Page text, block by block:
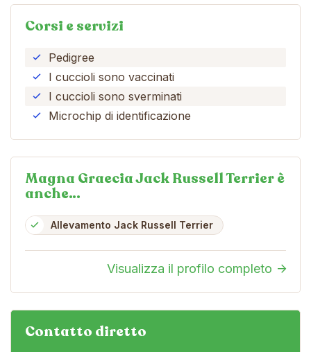
Corsi e servizi
Pedigree
I cuccioli sono vaccinati
I cuccioli sono sverminati
Microchip di identificazione
Magna Graecia Jack Russell Terrier è
anche…
Allevamento Jack Russell Terrier
Visualizza il profilo completo
Contatto diretto